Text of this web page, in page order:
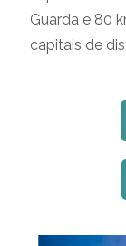
Guarda e 80
capitais de